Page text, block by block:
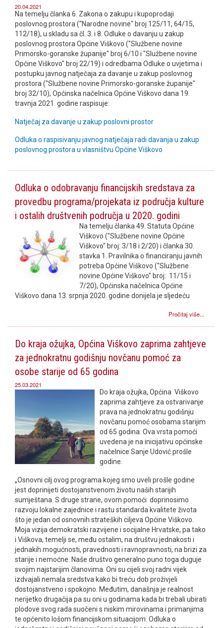
20.04.2021
Na temelju članka 6. Zakona o zakupu i kupoprodaji
poslovnog prostora ("Narodne novine" broj 125/11, 64/15,
112/18), u skladu sa čl. 3. i 8. Odluke o davanju u zakup
poslovnog prostora Općine Viškovo ("Službene novine
Primorsko-goranske županije" broj 6/10 i "Službene novine
Općine Viškovo" broj 22/19) i odredbama Odluke o uvjetima i
postupku javnog natječaja za davanje u zakup poslovnog
prostora ("Službene novine Primorsko-goranske županije"
broj 32/10), Općinska načelnica Općine Viškovo dana 19.
travnja 2021. godine raspisuje:
Natječaj za davanje u zakup poslovni prostor
Odluka o raspisivanju javnog natječaja radi davanja u zakup
poslovnog prostora u vlasništvu Općine Viškovo
Odluka o odobravanju financijskih sredstava za
provedbu programa/projekata iz područja kulture
i ostalih društvenih područja u 2020. godini
Na temelju članka 49. Statuta Općine
Viškovo ("Službene novine Općine
Viškovo" broj: 3/18 i 2/20) i članka 30.
stavka 1. Pravilnika o financiranju javnih
potreba Općine Viškovo ("Službene
novine Općine Viškovo" broj: 11/15 i
7/20), Općinska načelnica Općine
Viškovo dana 13. srpnja 2020. godine donijela je sljedeću
Pročitaj više...
Do kraja ožujka, Općina Viškovo zaprima zahtjeve
za jednokratnu godišnju novčanu pomoć za
osobe starije od 65 godina
25.03.2021
Do kraja ožujka, Općina Viškovo
zaprima zahtjeve za ostvarivanje
prava na jednokratnu godišnju
novčanu pomoć osobama starijim
od 65 godina. Ova vrsta pomoći
uvedena je na inicijativu općinske
načelnice Sanje Udović prošle
godine.
„Osnovni cilj ovog programa kojeg smo uveli prošle godine
jest doprinijeti dostojanstvenom životu naših starijih
sumještana. S druge strane, ovom pomoći doprinosimo
razvoju lokalne zajednice i rastu standarda kvalitete života
što je jedan od osnovnih strateških ciljeva Općine Viškovo.
Moja vizija demokratski razvijene i socijalne Hrvatske, pa tako
i Viškova, temelji se, među ostalim, na društvu jednakosti i
jednakih mogućnosti, pravednosti i ravnopravnosti, na brizi za
starije i nemoćne. Naše društvo generalno puno toga duguje
svojim najstarijim članovima. Oni su cijeli svoj radni vijek
izdvajali nemala sredstva kako bi treću dob proživjeli
dostojanstveno i spokojno. Međutim, današnja je realnost
nerijetko drugačija pa su oni u godinama kada bi trebali ubirati
plodove svog rada suočeni s niskim mirovinama i primanjima
te općenito lošom financijskom situacijom. Odluka o